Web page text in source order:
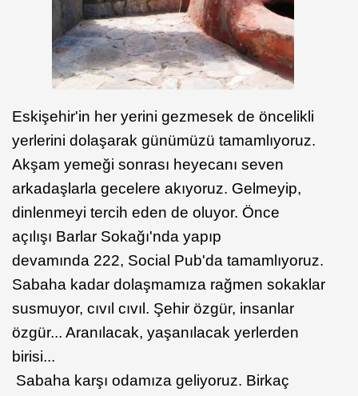
Eskişehir'in her yerini gezmesek de öncelikli
yerlerini dolaşarak günümüzü tamamlıyoruz.
Akşam yemeği sonrası heyecanı seven
arkadaşlarla gecelere akıyoruz. Gelmeyip,
dinlenmeyi tercih eden de oluyor. Önce
açılışı Barlar Sokağı'nda yapıp
devamında 222, Social Pub'da tamamlıyoruz.
Sabaha kadar dolaşmamıza rağmen sokaklar
susmuyor, cıvıl cıvıl. Şehir özgür, insanlar
özgür... Aranılacak, yaşanılacak yerlerden
birisi...
Sabaha karşı odamıza geliyoruz. Birkaç